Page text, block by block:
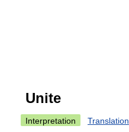
Unite
Interpretation Translation